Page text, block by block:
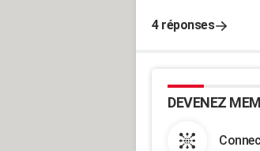
4 réponses
DEVENEZ